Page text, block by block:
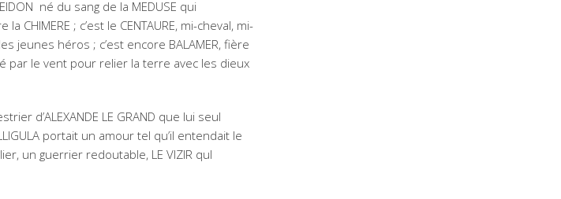
né du sang de la MEDUSE qui
CHIMERE ; c’est le CENTAURE, mi-cheval, mi-
jeunes héros ; c’est encore BALAMER, fière
par le vent pour relier la terre avec les dieux
d’ALEXANDE LE GRAND que lui seul
portait un amour tel qu’il entendait le
un guerrier redoutable, LE VIZIR quI